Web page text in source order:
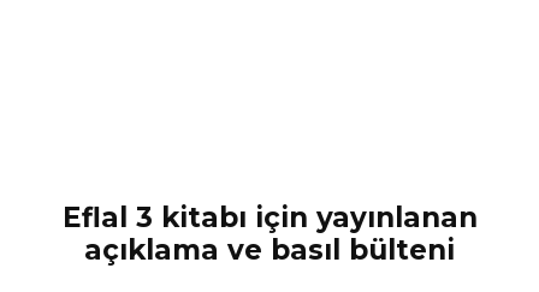
Eflal 3 kitabı için yayınlanan
açıklama ve basıl bülteni